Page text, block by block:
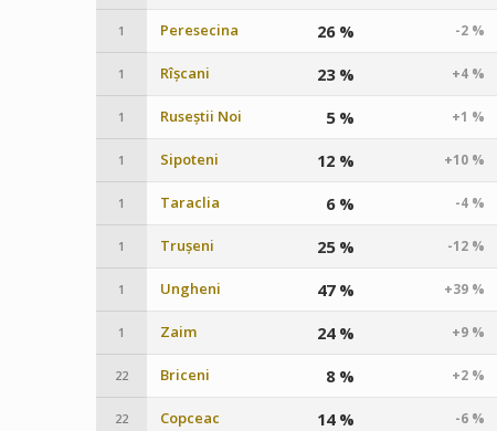
1 Peresecina 26 % -2 %
1 Rîșcani 23 % +4 %
1 Ruseștii Noi 5 % +1 %
1 Sipoteni 12 % +10 %
1 Taraclia 6 % -4 %
1 Trușeni 25 % -12 %
1 Ungheni 47 % +39 %
1 Zaim 24 % +9 %
22 Briceni 8 % +2 %
22 Copceac 14 % -6 %